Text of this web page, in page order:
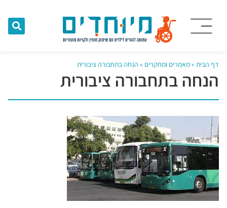
דף הבית »מאמרים ומחקרים » הנחה בתחבורה ציבורית
הנחה בתחבורה ציבורית